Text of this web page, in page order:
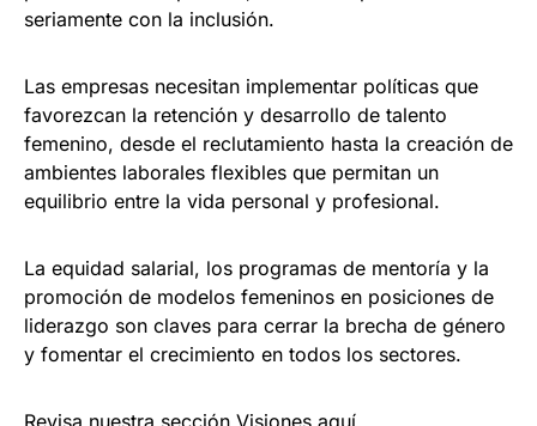
seriamente con la inclusión.
Las empresas necesitan implementar políticas que
favorezcan la retención y desarrollo de talento
femenino, desde el reclutamiento hasta la creación de
ambientes laborales flexibles que permitan un
equilibrio entre la vida personal y profesional.
La equidad salarial, los programas de mentoría y la
promoción de modelos femeninos en posiciones de
liderazgo son claves para cerrar la brecha de género
y fomentar el crecimiento en todos los sectores.